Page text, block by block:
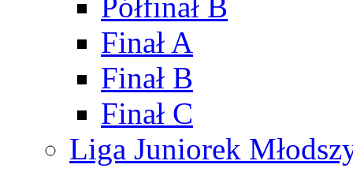
Finał A
Finał B
Finał C
Liga Juniorek